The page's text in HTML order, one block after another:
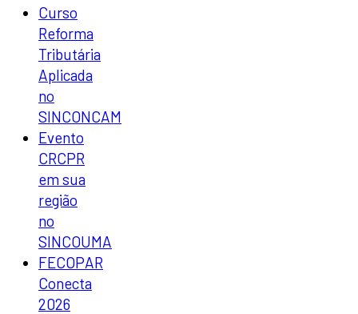
Curso
Reforma
Tributária
Aplicada
no
SINCONCAM
Evento
CRCPR
em sua
região
no
SINCOUMA
FECOPAR
Conecta
2026